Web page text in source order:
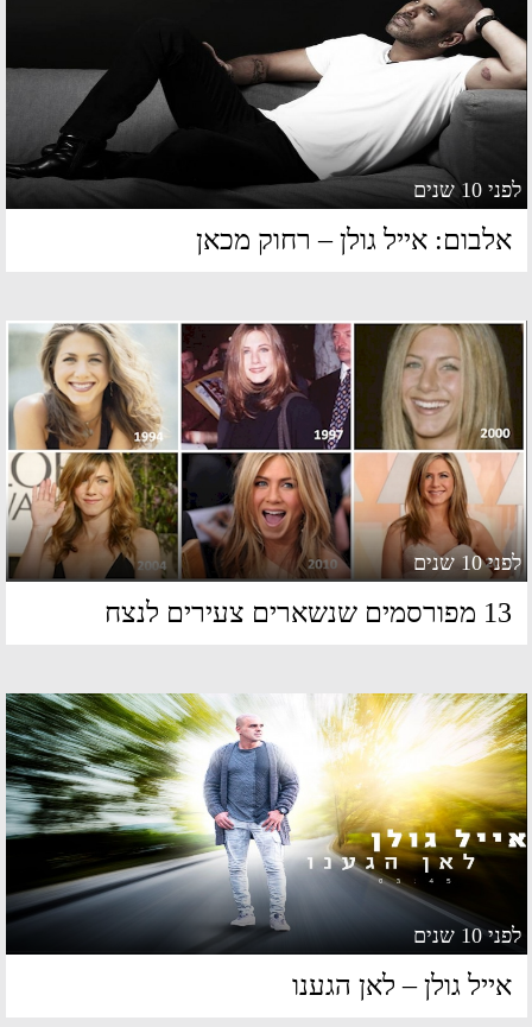
שנים
אייל גולן – רחוק מכאן
שנים
שנשארים צעירים לנצח
שנים
גולן – לאן הגענו